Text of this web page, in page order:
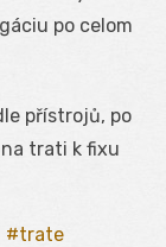
po celom
přístrojů, po
trati k fixu
trate